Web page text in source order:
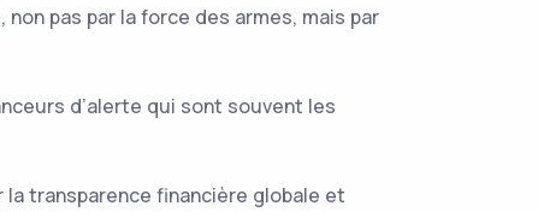
pas par la force des armes, mais par
d’alerte qui sont souvent les
transparence financière globale et